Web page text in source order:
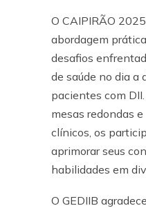
O CAIPIRÃO
abordagem
desafios
de saúde no dia a
pacientes com
mesas redondas
clínicos, os
aprimorar seus
habilidades em
O GEDIIB